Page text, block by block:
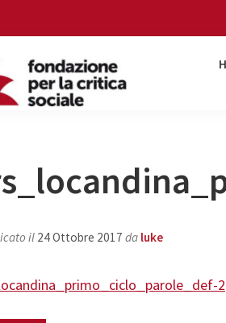
il 24 Ottobre 2017 da luke
2